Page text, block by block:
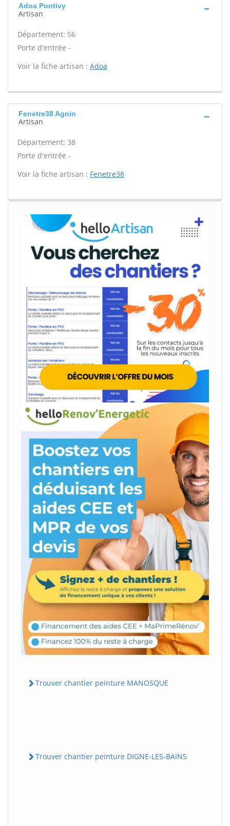
Adoa Pontivy
Artisan
Département: 56
Porte d'entrée -
Voir la fiche artisan : Adoa
Fenetre38 Agnin
Artisan
Département: 38
Porte d'entrée -
Voir la fiche artisan : Fenetre38
Trouver chantier peinture MANOSQUE
Trouver chantier peinture DIGNE-LES-BAINS